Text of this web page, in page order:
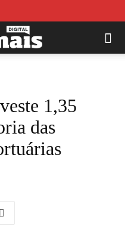
1,35
das